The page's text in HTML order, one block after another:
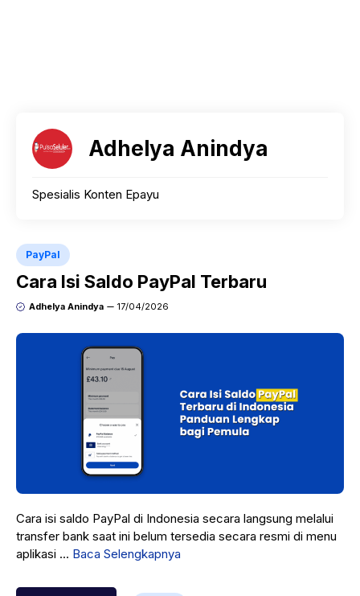
Adhelya Anindya
Spesialis Konten Epayu
PayPal
Cara Isi Saldo PayPal Terbaru
Adhelya Anindya 17/04/2026
Cara isi saldo PayPal di Indonesia secara langsung melalui
transfer bank saat ini belum tersedia secara resmi di menu
aplikasi ... Baca Selengkapnya